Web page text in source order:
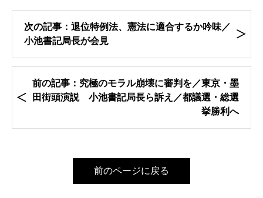
次の記事：退位特例法、憲法に適合するか吟味／
小池書記局長が会見
前の記事：究極のモラル崩壊に審判を／東京・墨
田街頭演説 小池書記局長ら訴え／都議選・総選
挙勝利へ
前のページに戻る